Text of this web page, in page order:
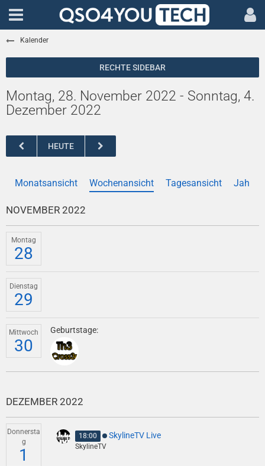
Kalender
Montag, 28. November 2022 - Sonntag, 4.
Dezember 2022
HEUTE
Monatsansicht Wochenansicht Tagesansicht
NOVEMBER 2022
Montag
28
Dienstag
29
Mittwoch
30
Geburtstage:
DEZEMBER 2022
Donnersta
g
1
18:00 SkylineTV Live
SkylineTV